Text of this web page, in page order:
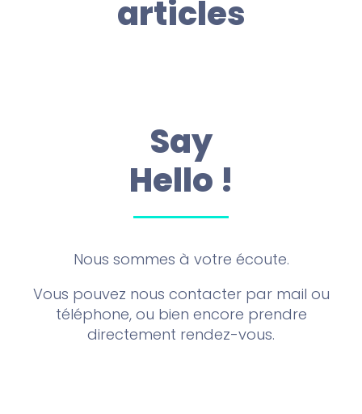
articles
Say
Hello !
Nous sommes à votre écoute.
Vous pouvez nous contacter par mail ou
téléphone, ou bien encore prendre
directement rendez-vous.